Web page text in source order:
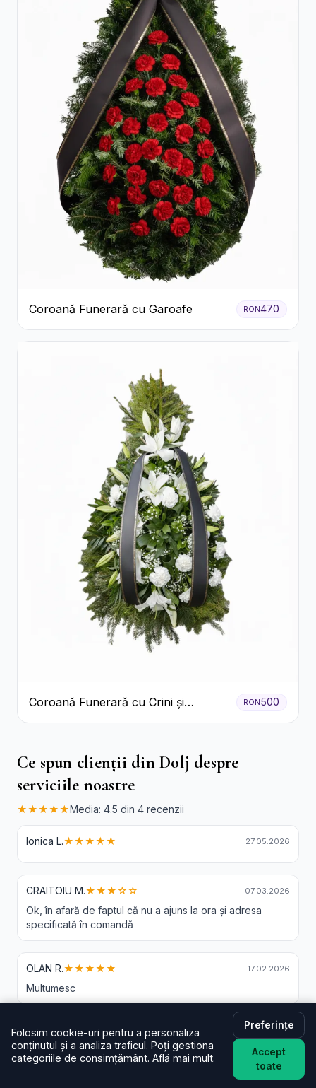
Coroană Funerară cu Garoafe RON470
Coroană Funerară cu Crini și
Garoafe Albe
RON500
Ce spun clienții din Dolj despre
serviciile noastre
★★★★★Media: 4.5 din 4 recenzii
Ionica L.★★★★★ 27.05.2026
CRAITOIU M.★★★☆☆ 07.03.2026
Ok, în afară de faptul că nu a ajuns la ora și adresa
specificată în comandă
OLAN R.★★★★★ 17.02.2026
Multumesc
Moldovan C.★★★★★ 06.02.2026
Folosim cookie-uri pentru a personaliza
conținutul și a analiza traficul. Poți gestiona
categoriile de consimțământ. Află mai mult.
Preferințe
Accept
toate